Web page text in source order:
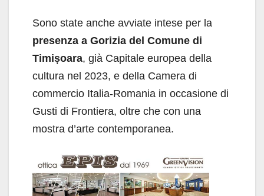
Sono state anche avviate intese per la
presenza a Gorizia del Comune di
Timișoara, già Capitale europea della
cultura nel 2023, e della Camera di
commercio Italia-Romania in occasione di
Gusti di Frontiera, oltre che con una
mostra d’arte contemporanea.